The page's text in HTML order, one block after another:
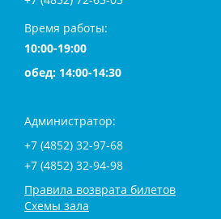
Время работы:
10:00-19:00
обед: 14:00-14:30
Администратор:
+7 (4852) 32-97-68
+7 (4852) 32-94-98
Правила возврата билетов
Схемы зала